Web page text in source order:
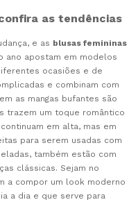
as tendências
e as blusas femininas
ano apostam em modelos
ocasiões e de
e combinam com
as mangas bufantes são
trazem um toque romântico
em alta, mas em
para serem usadas com
também estão com
clássicas. Sejam no
a compor um look moderno
a dia e que serve para